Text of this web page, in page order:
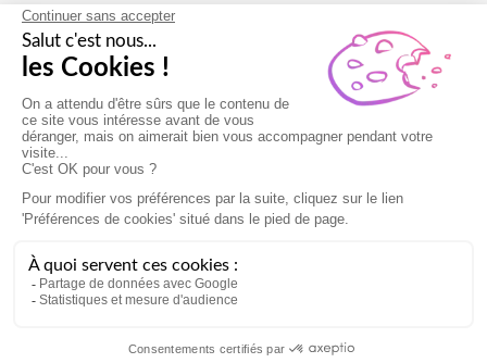
Particuliers, entreprises, professionnels
Notre service client est ouvert du lundi au vendredi de 9h à 18h
Nous contacter
Conditions générales
Mentions légales